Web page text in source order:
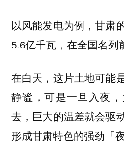
以风能发电为例，甘肃
5.6亿千瓦，在全国名列
在白天，这片土地可能
静谧，可是一旦入夜
去，巨大的温差就会驱
形成甘肃特色的强劲「夜